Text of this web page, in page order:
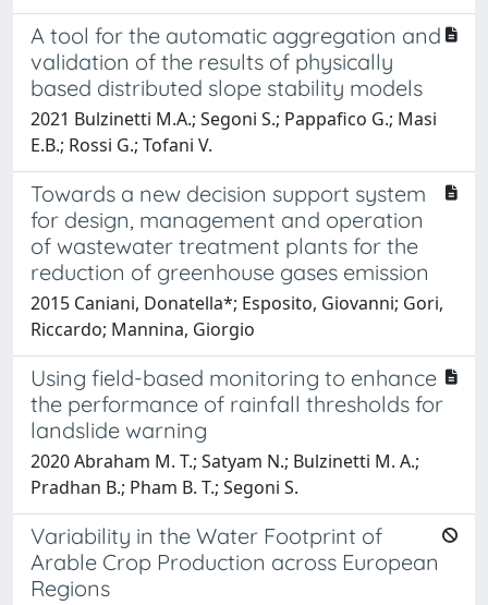
A tool for the automatic aggregation and
validation of the results of physically
based distributed slope stability models
2021 Bulzinetti M.A.; Segoni S.; Pappafico G.; Masi
E.B.; Rossi G.; Tofani V.
Towards a new decision support system
for design, management and operation
of wastewater treatment plants for the
reduction of greenhouse gases emission
2015 Caniani, Donatella*; Esposito, Giovanni; Gori,
Riccardo; Mannina, Giorgio
Using field-based monitoring to enhance
the performance of rainfall thresholds for
landslide warning
2020 Abraham M. T.; Satyam N.; Bulzinetti M. A.;
Pradhan B.; Pham B. T.; Segoni S.
Variability in the Water Footprint of
Arable Crop Production across European
Regions